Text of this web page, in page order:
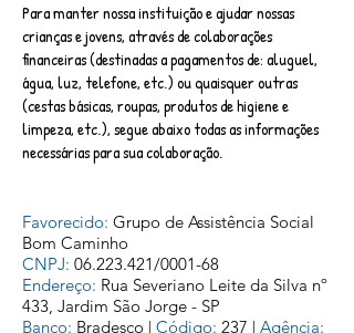
Para manter nossa instituição e ajudar nossas
crianças e jovens, através de colaborações
financeiras (destinadas a pagamentos de: aluguel,
água, luz, telefone, etc.) ou quaisquer outras
(cestas básicas, roupas, produtos de higiene e
limpeza, etc.), segue abaixo todas as informações
necessárias para sua colaboração.
Favorecido: Grupo de Assistência Social
Bom Caminho
CNPJ: 06.223.421/0001-68
Endereço: Rua Severiano Leite da Silva nº
433, Jardim São Jorge - SP
Banco: Bradesco | Código: 237 | Agência: